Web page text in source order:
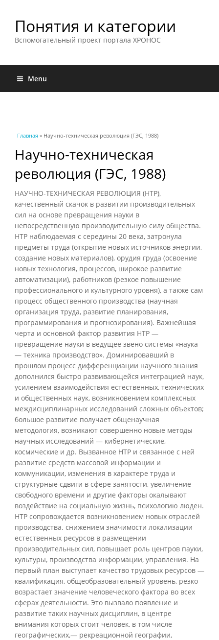
Понятия и категории
Вспомогательный проект портала ХРОНОС
Menu
Вы здесь
Главная » Научно-техническая революция (ГЭС, 1988)
Научно-техническая
революция (ГЭС, 1988)
НАУЧНО-ТЕХНИЧЕСКАЯ РЕВОЛЮЦИЯ (НТР),
качественный скачок в развитии производительных
сил на основе превращения науки в
непосредственную производительную силу общества.
НТР наблюдаемая с середины 20 века, затронула
предметы труда (открытие новых источников энергии,
создание новых материалов), орудия груда (освоение
новых технология, процессов, широкое развитие
автоматизации), работников (резкое повышение
профессионального и культурного уровня), а также сам
процесс общественного производства (научная
организация труда, развитие планирования,
программирования и прогнозирования). Важнейшая
черта и основной фактор развития НТР —
превращение науки в ведущее звено системы «наука
— техника производство». Доминировавший в
прошлом процесс дифференциации научного знания
дополнился быстро развивающейся интеграцией наук,
усилением взаимодействия естественных, технических
и общественных наук, возникновением комплексных
междисциплинарных исследований сложных объектов;
большое развитие получает общенаучная
методология, возникают совершенно новые методы
научных исследований — кибернетические,
космические и др. Вызванное НТР и связанное с ней
развитие средств массовой информации и
коммуникации, изменения в характере труда и
структурные сдвиги в сфере занятости, увеличение
свободного времени и другие факторы окалывают
воздействие на социальную жизнь, психологию люден.
НТР сопровождается возникновением новых отраслей
производства. снижением значимости локализации
естественных ресурсов в размещении
производительных сил, повышает роль центров пауки,
культуры, производства информации, управления. На
первый план выступает качество трудовых ресурсов —
квалификация, общеобразовательный уровень, резко
возрастает значение человеческого фактора во всех
сферах деятельности. Это вызвало появление и
развитие таких научных дисциплин, в центре
внимания которых стоит человек, в том числе
географических,— рекреационной географии,